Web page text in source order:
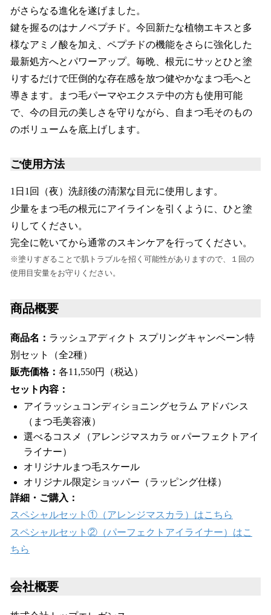
がさらなる進化を遂げました。
鍵を握るのはナノペプチド。今回新たな植物エキスと多
様なアミノ酸を加え、ペプチドの機能をさらに強化した
最新処方へとパワーアップ。毎晩、根元にサッとひと塗
りするだけで圧倒的な存在感を放つ健やかなまつ毛へと
導きます。まつ毛パーマやエクステ中の方も使用可能
で、今の目元の美しさを守りながら、自まつ毛そのもの
のボリュームを底上げします。
ご使用方法
1日1回（夜）洗顔後の清潔な目元に使用します。
少量をまつ毛の根元にアイラインを引くように、ひと塗
りしてください。
完全に乾いてから通常のスキンケアを行ってください。
※塗りすぎることで肌トラブルを招く可能性がありますので、１回の
使用目安量をお守りください。
商品概要
商品名： ラッシュアディクト スプリングキャンペーン特
別セット（全2種）
販売価格： 各11,550円（税込）
セット内容：
アイラッシュコンディショニングセラム アドバンス
（まつ毛美容液）
選べるコスメ（アレンジマスカラ or パーフェクトアイ
ライナー）
オリジナルまつ毛スケール
オリジナル限定ショッパー（ラッピング仕様）
詳細・ご購入：
スペシャルセット①（アレンジマスカラ）はこちら
スペシャルセット②（パーフェクトアイライナー）はこ
ちら
会社概要